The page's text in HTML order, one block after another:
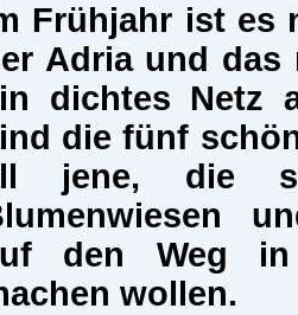
Frühjahr ist es
Adria und das
dichtes Netz
die fünf
jene, die
den Weg in
wollen.